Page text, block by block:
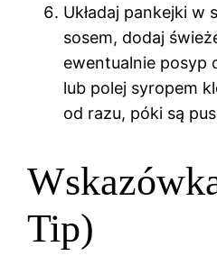
Układaj pankejki w
sosem, dodaj
ewentualnie posyp
lub polej syropem
od razu, póki są
Tip)